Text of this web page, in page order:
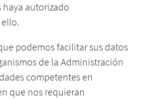
haya autorizado
podemos facilitar sus datos
de la Administración
competentes en
que nos requieran